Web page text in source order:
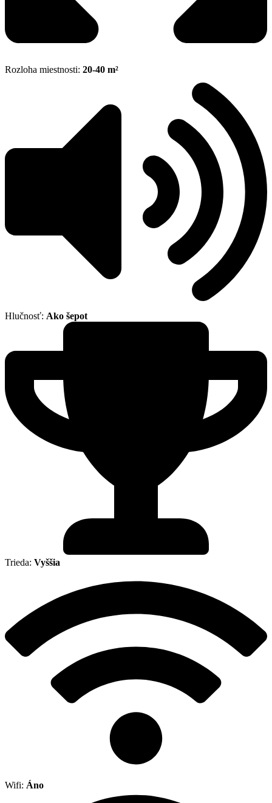
Rozloha miestnosti: 20-40 m²
Hlučnosť: Ako šepot
Trieda: Vyššia
Wifi: Áno